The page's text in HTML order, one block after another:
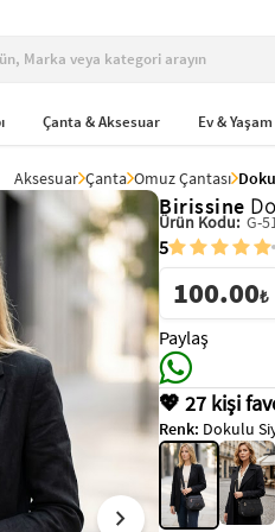
Çanta & Aksesuar Ev & Yaşam
Aksesuar Çanta Omuz Çantası
chevron_right
Birissine
Ürün Kodu: G-
5
100.00₺
Paylaş
💖 27 kişi
Renk: Dokulu